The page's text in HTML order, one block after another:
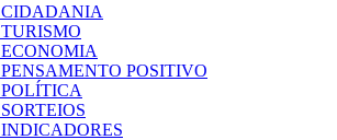
CIDADANIA
TURISMO
ECONOMIA
PENSAMENTO POSITIVO
POLÍTICA
SORTEIOS
INDICADORES